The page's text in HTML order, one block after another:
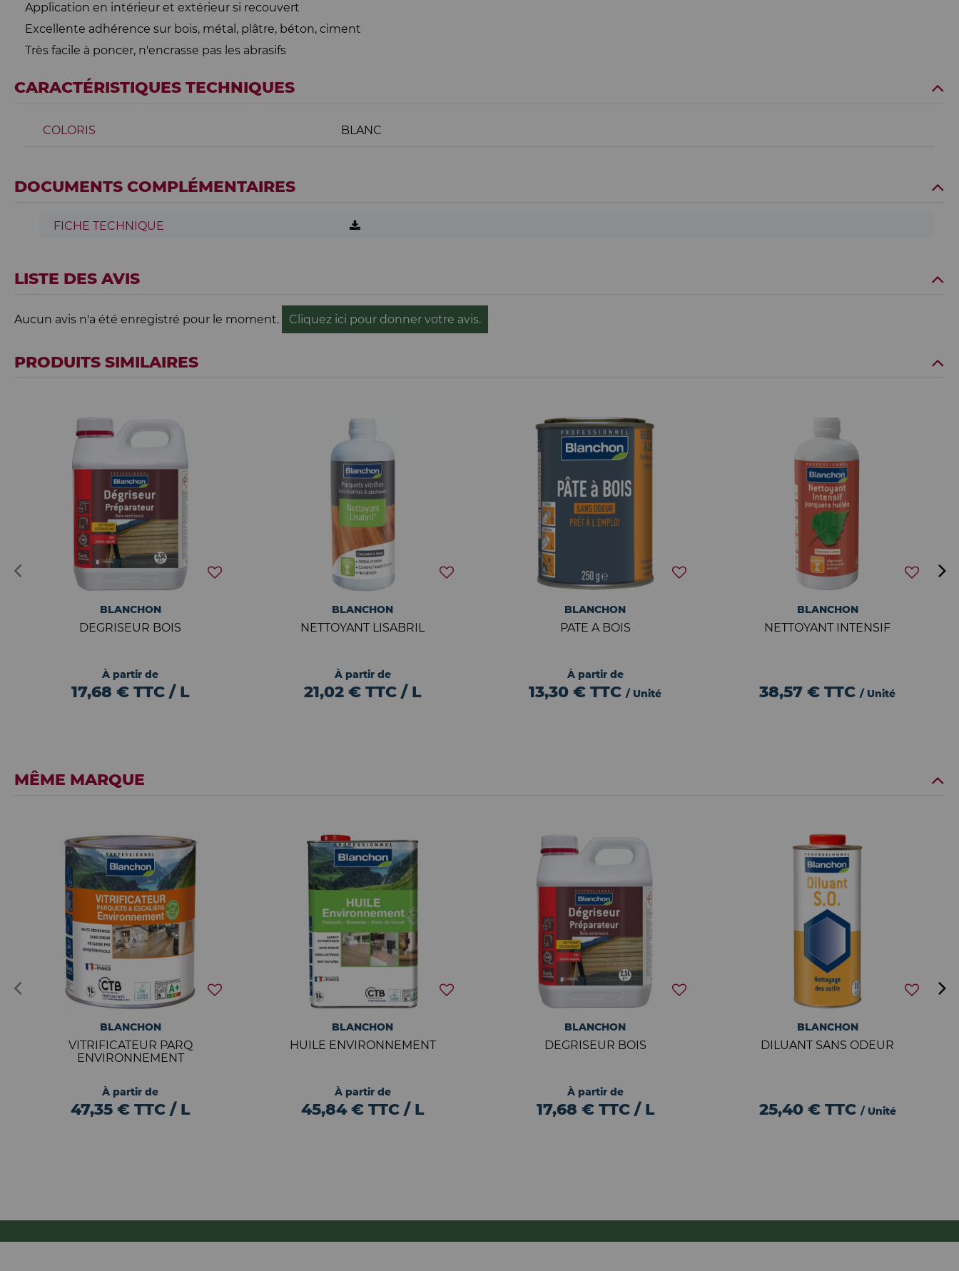
Application en intérieur et extérieur si recouvert
Excellente adhérence sur bois, métal, plâtre, béton, ciment
Très facile à poncer, n'encrasse pas les abrasifs
CARACTÉRISTIQUES TECHNIQUES
COLORIS BLANC
DOCUMENTS COMPLÉMENTAIRES
FICHE TECHNIQUE
LISTE DES AVIS
Aucun avis n'a été enregistré pour le moment. Cliquez ici pour donner votre avis.
PRODUITS SIMILAIRES
BLANCHON
DEGRISEUR BOIS
À partir de
17,68 € TTC / L
BLANCHON
NETTOYANT LISABRIL
À partir de
21,02 € TTC / L
BLANCHON
PATE A BOIS
À partir de
13,30 €TTC / Unité
BLANCHON
NETTOYANT INTENSIF
38,57 €TTC / Unité
MÊME MARQUE
BLANCHON
VITRIFICATEUR PARQ
ENVIRONNEMENT
À partir de
47,35 € TTC / L
BLANCHON
HUILE ENVIRONNEMENT
À partir de
45,84 € TTC / L
BLANCHON
DEGRISEUR BOIS
À partir de
17,68 € TTC / L
BLANCHON
DILUANT SANS ODEUR
25,40 € TTC / Unité